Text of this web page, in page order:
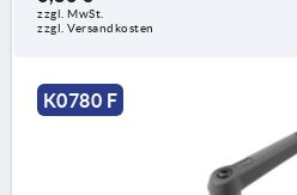
zzgl. MwSt.
zzgl. Versandkosten
K0780 F